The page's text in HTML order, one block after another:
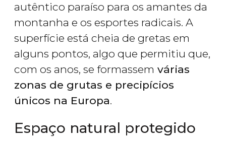
autêntico paraíso para os amantes da
montanha e os esportes radicais. A
superfície está cheia de gretas em
alguns pontos, algo que permitiu que,
com os anos, se formassem várias
zonas de grutas e precipícios
únicos na Europa.
Espaço natural protegido